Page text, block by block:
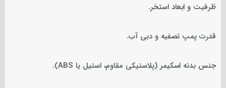
ظرفیت و ابعاد استخر.
قدرت پمپ تصفیه و دبی آب.
جنس بدنه اسکیمر (پلاستیکی مقاوم، استیل یا ABS).